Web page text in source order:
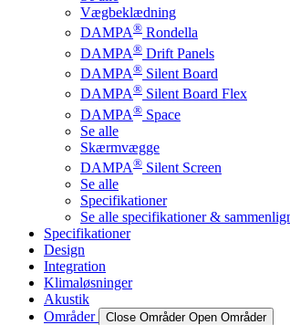
Vægbeklædning
DAMPA® Rondella
DAMPA® Drift Panels
DAMPA® Silent Board
DAMPA® Silent Board Flex
DAMPA® Space
Se alle
Skærmvægge
DAMPA® Silent Screen
Se alle
Specifikationer
Se alle specifikationer &
Specifikationer
Design
Integration
Klimaløsninger
Akustik
Områder
Close Områder Open Områder